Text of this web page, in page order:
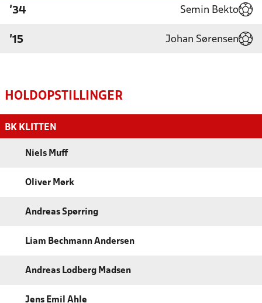
'34 Semin Bekto
'15 Johan Sørensen
HOLDOPSTILLINGER
BK KLITTEN
Niels Muff
Oliver Mørk
Andreas Spørring
Liam Bechmann Andersen
Andreas Lodberg Madsen
Jens Emil Ahle